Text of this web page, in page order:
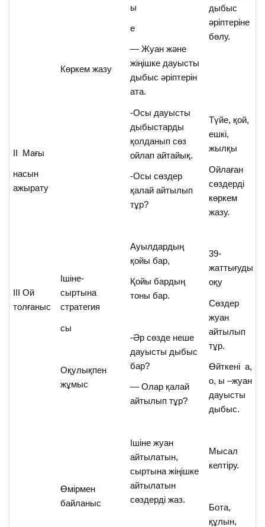
ІІ Мағы
насын
ажырату
ІІІ Ой
толғаныс
Көркем жазу
Ішіне-
сыртына
стратегия
сы
Оқулықпен
жұмыс
Өмірмен
байланыс
ы
е
— Жуан және
жіңішке дауысты
дыбыс әріптерін
ата.
-Осы дауысты
дыбыстарды
қолданып сөз
ойлап айтайық.
-Осы сөздер
қалай айтылып
тұр?
Ауылдардың
қойы бар,
Қойы бардың
тоны бар.
-Әр сөзде неше
дауысты дыбыс
бар?
— Олар қалай
айтылып тұр?
Ішіне жуан
айтылатын,
сыртына жіңішке
айтылатын
сөздерді жаз.
дыбыс
әріптеріне
бөлу.
Түйе, қой,
ешкі,
жылқы
Ойлаған
сөздерді
көркем
жазу.
39-
жаттығуды
оқу
Сөздер
жуан
айтылып
тұр.
Өйткені а,
о, ы –жуан
дауысты
дыбыс.
Мысал
келтіру.
Бота,
құлын,